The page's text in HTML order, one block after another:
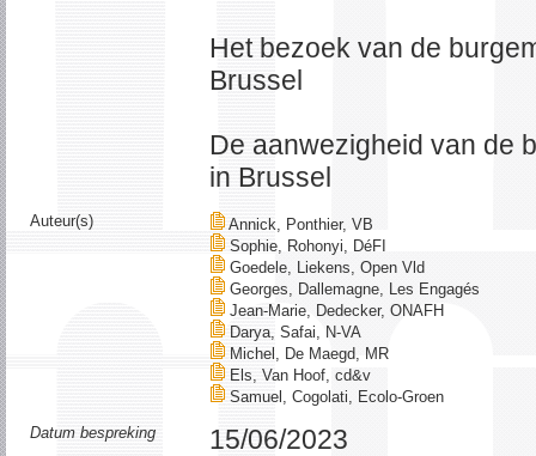
Het bezoek van de
Brussel
De aanwezigheid van de
in Brussel
Auteur(s)
Annick, Ponthier, VB
Sophie, Rohonyi, DéFI
Goedele, Liekens, Open Vld
Georges, Dallemagne, Les Engagés
Jean-Marie, Dedecker, ONAFH
Darya, Safai, N-VA
Michel, De Maegd, MR
Els, Van Hoof, cd&v
Samuel, Cogolati, Ecolo-Groen
Datum bespreking
15/06/2023